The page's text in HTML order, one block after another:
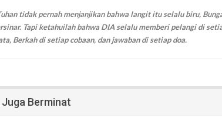
tidak pernah menjanjikan bahwa langit itu selalu biru,
Tapi ketahuilah bahwa DIA selalu memberi pelangi di
Berkah di setiap cobaan, dan jawaban di setiap doa.
Berminat